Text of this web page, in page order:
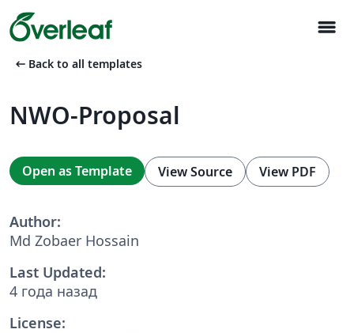
menu
arrow_left_alt Back to all templates
NWO-Proposal
Open as Template View Source View PDF
Author:
Md Zobaer Hossain
Last Updated:
4 года назад
License: